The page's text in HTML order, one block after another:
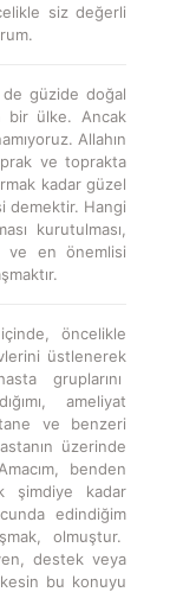
siz değerli
güzide doğal
bir ülke. Ancak
Allahın
ve toprakta
kadar güzel
demektir. Hangi
kurutulması,
ve en önemlisi
öncelikle
üstlenerek
gruplarını
ameliyat
ve benzeri
üzerinde
benden
şimdiye kadar
edindiğim
olmuştur.
destek veya
bu konuyu